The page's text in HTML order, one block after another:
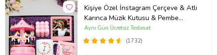
Kişiye Özel İnstagram Çerçeve & Atlı
Karınca Müzik Kutusu & Pembe
Bubble Mum & Kupa Hediye Seti
(1732)
Aynı Gün Ücretsiz Teslimat